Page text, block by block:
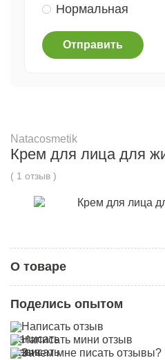
Нормальная
Отправить
Natacosmetik
Крем для лица для
( 1 отзыв )
О товаре
Тип кожи:
Жирная
Поделись опытом
Написать отзыв
Написать мини отзыв
Зачем мне писать отзывы?